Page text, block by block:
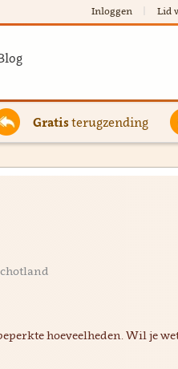
Inloggen Lid
Gratisterugzending
hoeveelheden. Wil je